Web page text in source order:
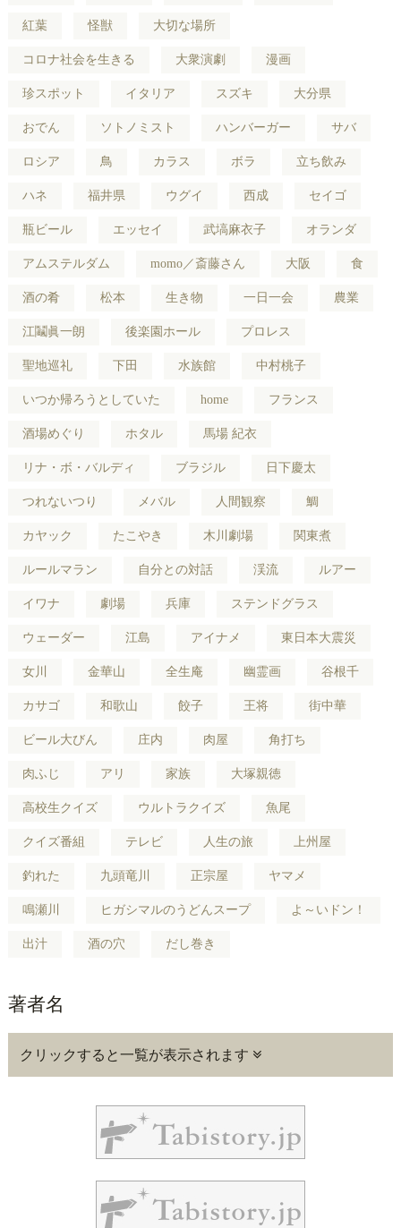
紅葉 怪獣 大切な場所
コロナ社会を生きる 大衆演劇 漫画
珍スポット イタリア スズキ 大分県
おでん ソトノミスト ハンバーガー サバ
ロシア 鳥 カラス ボラ 立ち飲み
ハネ 福井県 ウグイ 西成 セイゴ
瓶ビール エッセイ 武塙麻衣子 オランダ
アムステルダム momo／斎藤さん 大阪 食
酒の肴 松本 生き物 一日一会 農業
江鬮眞一朗 後楽園ホール プロレス
聖地巡礼 下田 水族館 中村桃子
いつか帰ろうとしていた home フランス
酒場めぐり ホタル 馬場 紀衣
リナ・ボ・バルディ ブラジル 日下慶太
つれないつり メバル 人間観察 鯛
カヤック たこやき 木川劇場 関東煮
ルールマラン 自分との対話 渓流 ルアー
イワナ 劇場 兵庫 ステンドグラス
ウェーダー 江島 アイナメ 東日本大震災
女川 金華山 全生庵 幽霊画 谷根千
カサゴ 和歌山 餃子 王将 街中華
ビール大びん 庄内 肉屋 角打ち
肉ふじ アリ 家族 大塚親徳
高校生クイズ ウルトラクイズ 魚尾
クイズ番組 テレビ 人生の旅 上州屋
釣れた 九頭竜川 正宗屋 ヤマメ
鳴瀬川 ヒガシマルのうどんスープ よ～いドン！
出汁 酒の穴 だし巻き
著者名
クリックすると一覧が表示されます